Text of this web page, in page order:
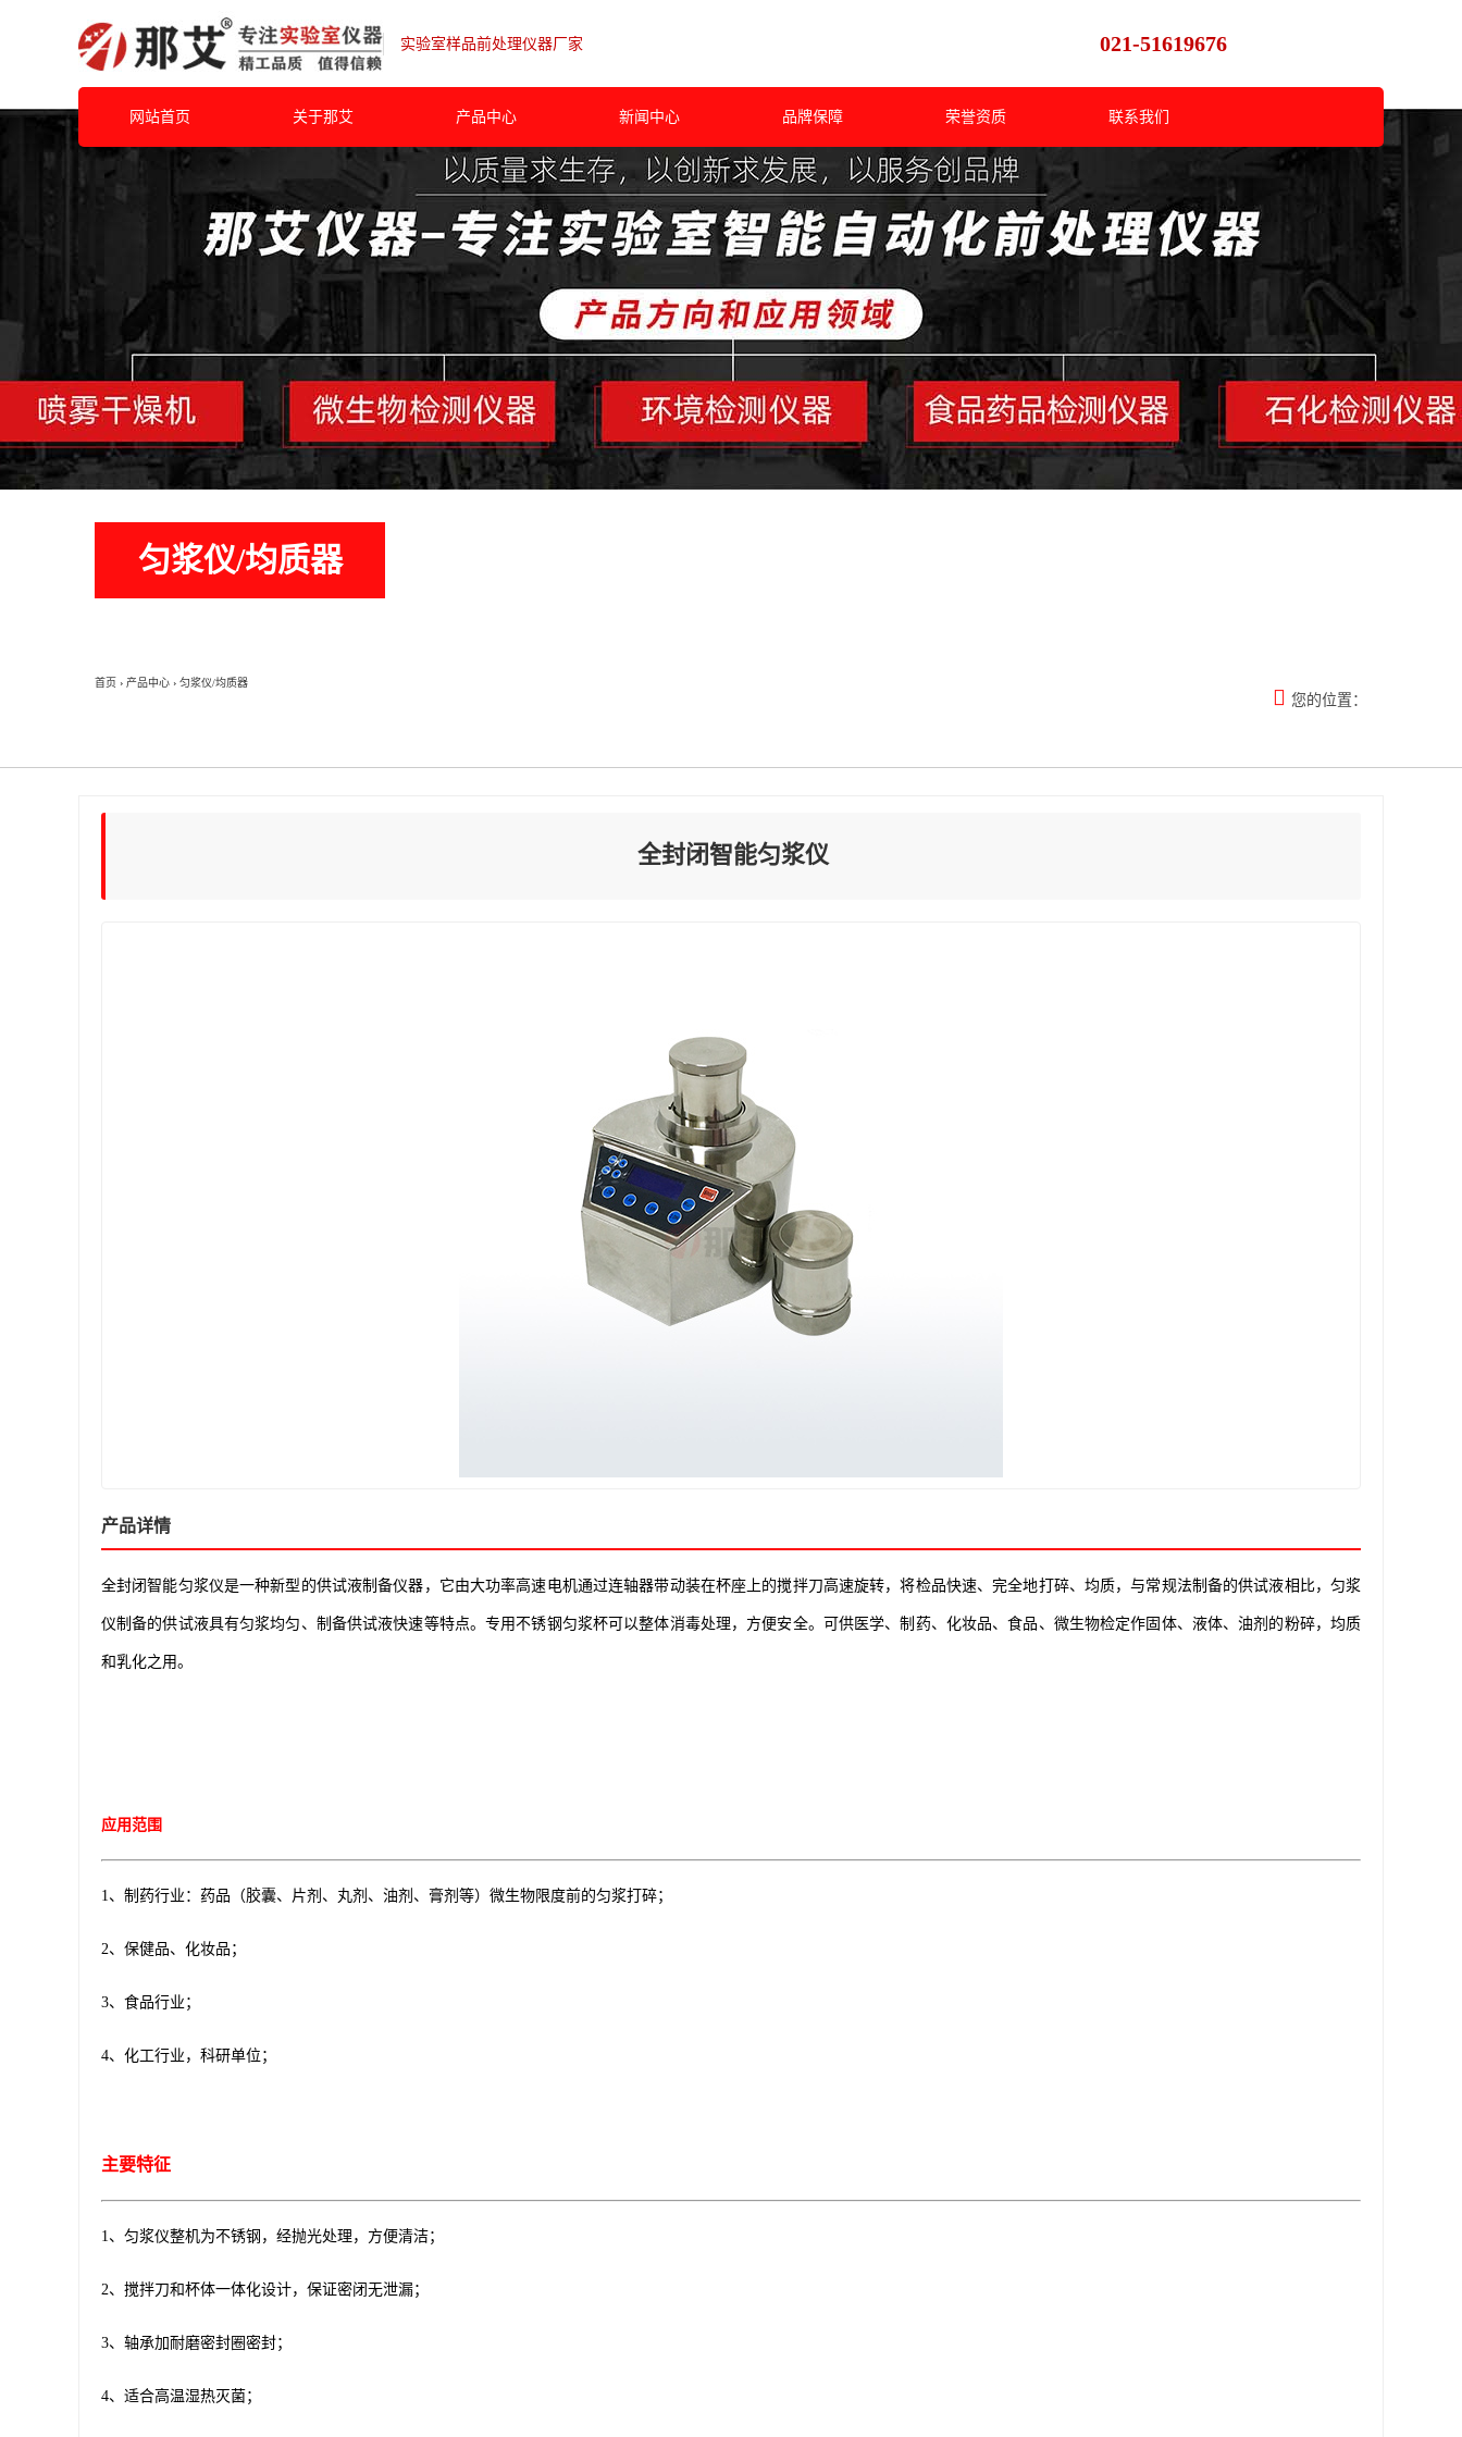
实验室样品前处理仪器厂家 021-51619676
网站首页 关于那艾 产品中心 新闻中心 品牌保障 荣誉资质 联系我们
匀浆仪/均质器
 您的位置：
首页 › 产品中心 › 匀浆仪/均质器
全封闭智能匀浆仪
产品详情
全封闭智能匀浆仪是一种新型的供试液制备仪器，它由大功率高速电机通过连轴器带动装在杯座上的搅拌刀高速旋转，将检品快速、完全地打碎、均质，与常规法制备的供试液相比，匀浆
仪制备的供试液具有匀浆均匀、制备供试液快速等特点。专用不锈钢匀浆杯可以整体消毒处理，方便安全。可供医学、制药、化妆品、食品、微生物检定作固体、液体、油剂的粉碎，均质
和乳化之用。
应用范围
1、制药行业：药品（胶囊、片剂、丸剂、油剂、膏剂等）微生物限度前的匀浆打碎；
2、保健品、化妆品；
3、食品行业；
4、化工行业，科研单位；
主要特征
1、匀浆仪整机为不锈钢，经抛光处理，方便清洁；
2、搅拌刀和杯体一体化设计，保证密闭无泄漏；
3、轴承加耐磨密封圈密封；
4、适合高温湿热灭菌；